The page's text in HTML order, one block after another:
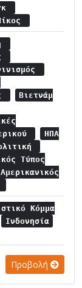
Βιετνάμ
ΗΠΑ
Τύπος
Αμερικανικός
Κόμμα
Ινδονησία
Προβολή